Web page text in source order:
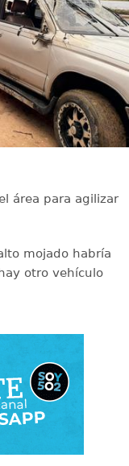
área para agilizar
mojado habría
otro vehículo